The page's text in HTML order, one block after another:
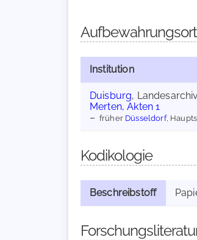
Institution
Duisburg,
Merten, Akten 1
früher Düsseldorf,
Kodikologie
Beschreibstoff